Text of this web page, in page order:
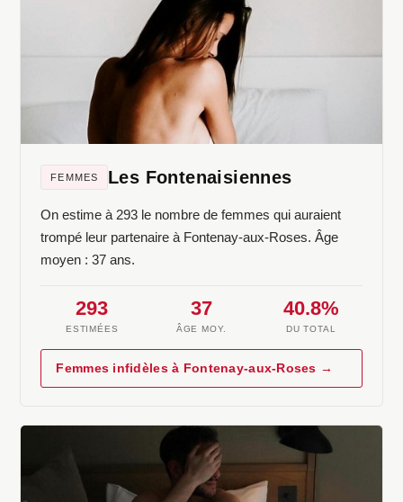
FEMMES Les Fontenaisiennes
On estime à 293 le nombre de femmes qui auraient
trompé leur partenaire à Fontenay-aux-Roses. Âge
moyen : 37 ans.
293
ESTIMÉES
37
ÂGE MOY.
40.8%
DU TOTAL
Femmes infidèles à Fontenay-aux-Roses →